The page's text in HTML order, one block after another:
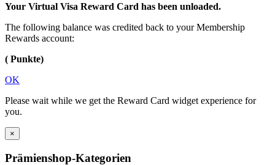
Your Virtual Visa Reward Card has been unloaded.
The following balance was credited back to your Membership
Rewards account:
( Punkte)
OK
Please wait while we get the Reward Card widget experience for
you.
×
Prämienshop-Kategorien